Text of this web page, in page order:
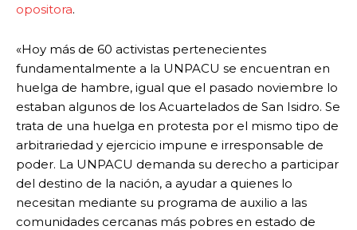
opositora.
«Hoy más de 60 activistas pertenecientes
fundamentalmente a la UNPACU se encuentran en
huelga de hambre, igual que el pasado noviembre lo
estaban algunos de los Acuartelados de San Isidro. Se
trata de una huelga en protesta por el mismo tipo de
arbitrariedad y ejercicio impune e irresponsable de
poder. La UNPACU demanda su derecho a participar
del destino de la nación, a ayudar a quienes lo
necesitan mediante su programa de auxilio a las
comunidades cercanas más pobres en estado de